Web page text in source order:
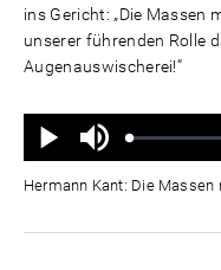
ins Gericht: „Die Massen
unserer führenden Rolle
Augenauswischerei!“
Wiedergabe
Ton
aus
Geladen:
Status:
Hermann Kant: Die Massen